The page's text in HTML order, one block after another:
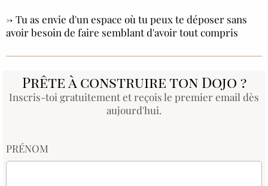
→ Tu as envie d'un espace où tu peux te déposer sans
avoir besoin de faire semblant d'avoir tout compris
Prête à construire ton Dojo ?
Inscris-toi gratuitement et reçois le premier email dès
aujourd'hui.
PRÉNOM